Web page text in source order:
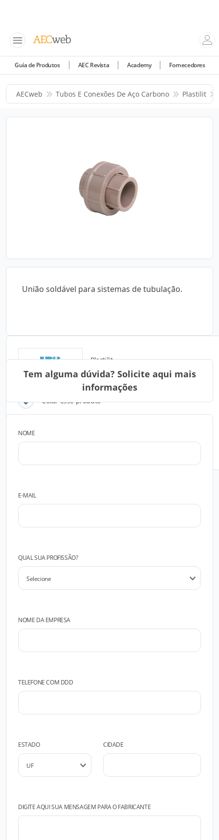
Guia de Produtos AEC Revista Academy Fornecedores
AECweb Tubos E Conexões De Aço Carbono Plastilit
União soldável para sistemas de tubulação.
Plastilit
Cotar esse produto
FALAR COM O FABRICANTE
Tem alguma dúvida? Solicite aqui mais
informações
NOME
E-MAIL
QUAL SUA PROFISSÃO?
NOME DA EMPRESA
TELEFONE COM DDD
ESTADO CIDADE
DIGITE AQUI SUA MENSAGEM PARA O FABRICANTE